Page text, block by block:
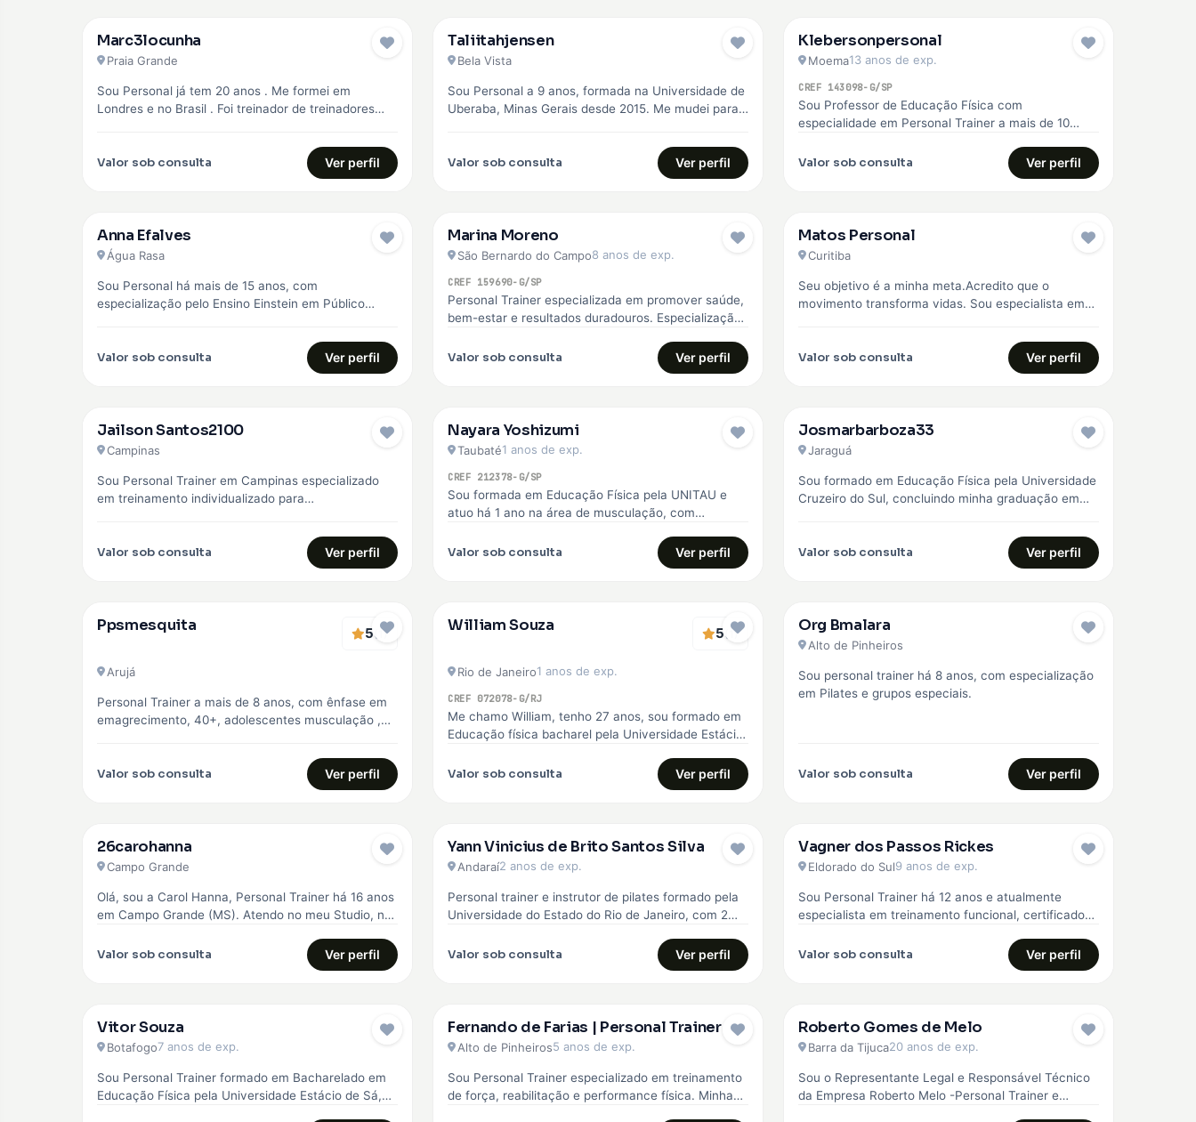
Marc3locunha
Praia Grande
Sou Personal já tem 20 anos . Me formei em
Londres e no Brasil . Foi treinador de treinadores
Valor sob consulta Ver perfil
Taliitahjensen
Bela Vista
Sou Personal a 9 anos, formada na Universidade de
Uberaba, Minas Gerais desde 2015. Me mudei para
Valor sob consulta Ver perfil
Klebersonpersonal
Moema13 anos de exp.
CREF 143098-G/SP
Sou Professor de Educação Física com
especialidade em Personal Trainer a mais de 10
Valor sob consulta Ver perfil
Anna Efalves
Água Rasa
Sou Personal há mais de 15 anos, com
especialização pelo Ensino Einstein em Público
Valor sob consulta Ver perfil
Marina Moreno
São Bernardo do Campo8 anos de exp.
CREF 159690-G/SP
Personal Trainer especializada em promover saúde,
bem-estar e resultados duradouros. Especialização
da qualidade de…
Valor sob consulta Ver perfil
Matos Personal
Curitiba
Seu objetivo é a minha meta.Acredito que o
movimento transforma vidas. Sou especialista em
Valor sob consulta Ver perfil
Jailson Santos2100
Campinas
Sou Personal Trainer em Campinas especializado
em treinamento individualizado para
muscular. Trabalho com alunos iniciantes e…
Valor sob consulta Ver perfil
Nayara Yoshizumi
Taubaté1 anos de exp.
CREF 212378-G/SP
Sou formada em Educação Física pela UNITAU e
atuo há 1 ano na área de musculação, com
Valor sob consulta Ver perfil
Josmarbarboza33
Jaraguá
Sou formado em Educação Física pela Universidade
Cruzeiro do Sul, concluindo minha graduação em
Valor sob consulta Ver perfil
Ppsmesquita 5(1)
Arujá
Personal Trainer a mais de 8 anos, com ênfase em
emagrecimento, 40+, adolescentes musculação ,
Valor sob consulta Ver perfil
William Souza 5(1)
Rio de Janeiro1 anos de exp.
CREF 072078-G/RJ
Me chamo William, tenho 27 anos, sou formado em
Educação física bacharel pela Universidade Estácio
Valor sob consulta Ver perfil
Org Bmalara
Alto de Pinheiros
Sou personal trainer há 8 anos, com especialização
em Pilates e grupos especiais.
Valor sob consulta Ver perfil
26carohanna
Campo Grande
Olá, sou a Carol Hanna, Personal Trainer há 16 anos
em Campo Grande (MS). Atendo no meu Studio, no
Valor sob consulta Ver perfil
Yann Vinicius de Brito Santos Silva
Andaraí2 anos de exp.
Personal trainer e instrutor de pilates formado pela
Universidade do Estado do Rio de Janeiro, com 2
Valor sob consulta Ver perfil
Vagner dos Passos Rickes
Eldorado do Sul9 anos de exp.
Sou Personal Trainer há 12 anos e atualmente
especialista em treinamento funcional, certificado
Valor sob consulta Ver perfil
Vitor Souza
Botafogo7 anos de exp.
Sou Personal Trainer formado em Bacharelado em
Educação Física pela Universidade Estácio de Sá,
Fernando de Farias | Personal Trainer
Alto de Pinheiros5 anos de exp.
Sou Personal Trainer especializado em treinamento
de força, reabilitação e performance física. Minha
Roberto Gomes de Melo
Barra da Tijuca20 anos de exp.
Sou o Representante Legal e Responsável Técnico
da Empresa Roberto Melo -Personal Trainer e